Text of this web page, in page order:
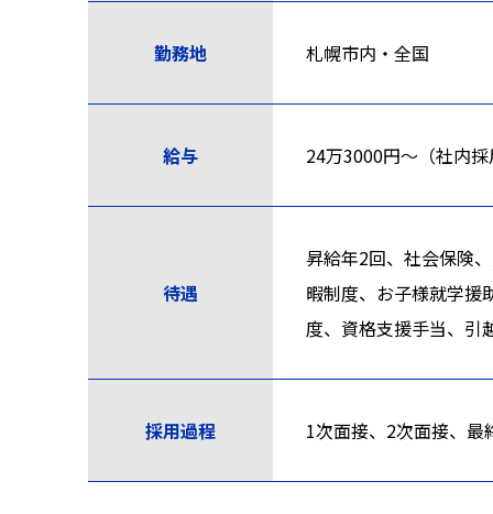
勤務地 札幌市内・全国
給与 24万3000円〜（社内
待遇
昇給年2回、社会保険
暇制度、お子様就学援
度、資格支援手当、引
採用過程 1次面接、2次面接、最